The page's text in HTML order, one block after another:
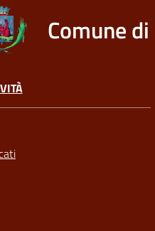
Comune